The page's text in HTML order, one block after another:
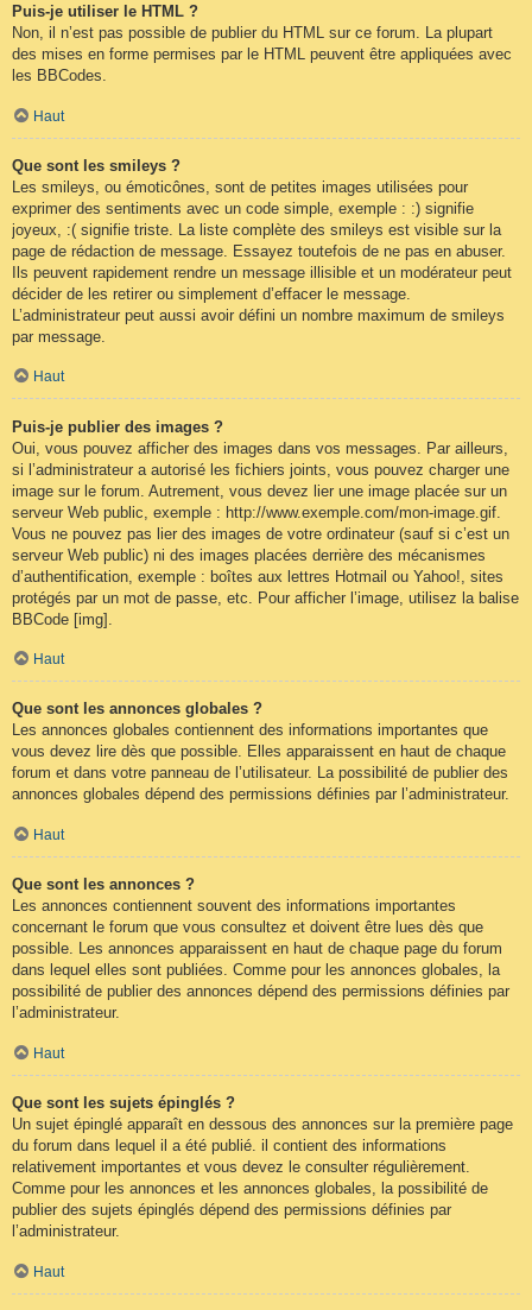
Puis-je utiliser le HTML ?
Non, il n’est pas possible de publier du HTML sur ce forum. La plupart
des mises en forme permises par le HTML peuvent être appliquées avec
les BBCodes.
Haut
Que sont les smileys ?
Les smileys, ou émoticônes, sont de petites images utilisées pour
exprimer des sentiments avec un code simple, exemple : :) signifie
joyeux, :( signifie triste. La liste complète des smileys est visible sur la
page de rédaction de message. Essayez toutefois de ne pas en abuser.
Ils peuvent rapidement rendre un message illisible et un modérateur peut
décider de les retirer ou simplement d’effacer le message.
L’administrateur peut aussi avoir défini un nombre maximum de smileys
par message.
Haut
Puis-je publier des images ?
Oui, vous pouvez afficher des images dans vos messages. Par ailleurs,
si l’administrateur a autorisé les fichiers joints, vous pouvez charger une
image sur le forum. Autrement, vous devez lier une image placée sur un
serveur Web public, exemple : http://www.exemple.com/mon-image.gif.
Vous ne pouvez pas lier des images de votre ordinateur (sauf si c’est un
serveur Web public) ni des images placées derrière des mécanismes
d’authentification, exemple : boîtes aux lettres Hotmail ou Yahoo!, sites
protégés par un mot de passe, etc. Pour afficher l’image, utilisez la balise
BBCode [img].
Haut
Que sont les annonces globales ?
Les annonces globales contiennent des informations importantes que
vous devez lire dès que possible. Elles apparaissent en haut de chaque
forum et dans votre panneau de l’utilisateur. La possibilité de publier des
annonces globales dépend des permissions définies par l’administrateur.
Haut
Que sont les annonces ?
Les annonces contiennent souvent des informations importantes
concernant le forum que vous consultez et doivent être lues dès que
possible. Les annonces apparaissent en haut de chaque page du forum
dans lequel elles sont publiées. Comme pour les annonces globales, la
possibilité de publier des annonces dépend des permissions définies par
l’administrateur.
Haut
Que sont les sujets épinglés ?
Un sujet épinglé apparaît en dessous des annonces sur la première page
du forum dans lequel il a été publié. il contient des informations
relativement importantes et vous devez le consulter régulièrement.
Comme pour les annonces et les annonces globales, la possibilité de
publier des sujets épinglés dépend des permissions définies par
l’administrateur.
Haut